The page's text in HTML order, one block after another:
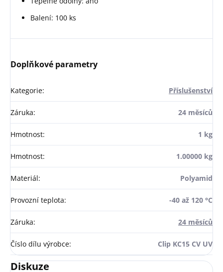
Balení: 100 ks
Doplňkové parametry
Kategorie: Příslušenství
Záruka: 24 měsíců
Hmotnost: 1 kg
Hmotnost: 1.00000 kg
Materiál: Polyamid
Provozní teplota: -40 až 120 °C
Záruka: 24 měsíců
Číslo dílu výrobce: Clip KC15 CV UV
Diskuze